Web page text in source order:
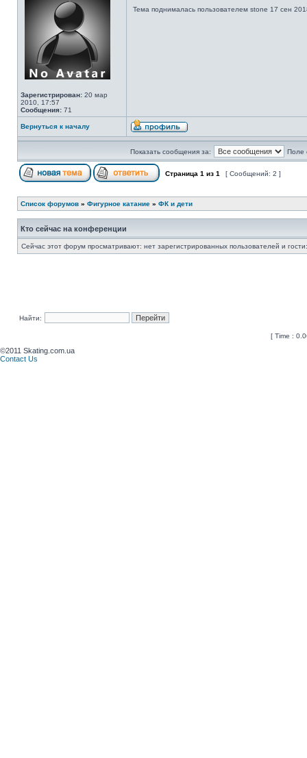
Зарегистрирован: 20 мар
2010, 17:57
Сообщения: 71
Тема поднималась пользователем stone 17 сен
Вернуться к началу
Показать сообщения за: Поле
Страница 1 из 1 [ Сообщений: 2 ]
Список форумов » Фигурное катание » ФК и дети
Кто сейчас на конференции
Сейчас этот форум просматривают: нет зарегистрированных пользователей и
Найти:
[ Time :
©2011 Skating.com.ua
Contact Us